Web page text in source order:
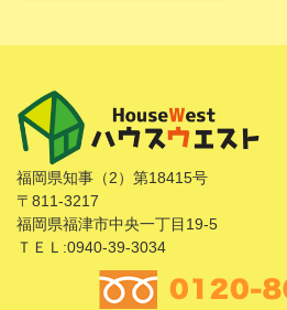
福岡県知事（2）第18415号
〒811-3217
福岡県福津市中央一丁目19-5
ＴＥＬ:0940-39-3034